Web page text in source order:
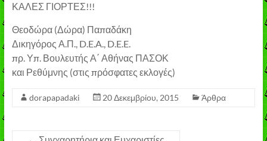
ΚΑΛΕΣ ΓΙΟΡΤΕΣ!!!
Θεοδώρα (Δώρα) Παπαδάκη
Δικηγόρος Α.Π., D.E.A., D.E.E.
πρ. Υπ. Βουλευτής Α΄ Αθήνας ΠΑΣΟΚ
και Ρεθύμνης (στις πρόσφατες εκλογές)
dorapapadaki 20 Δεκεμβρίου, 2015 Άρθρα